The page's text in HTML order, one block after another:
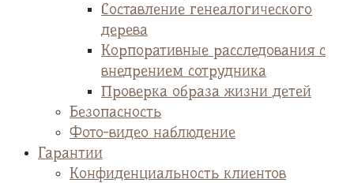
Cоставление генеалогического
дерева
Корпоративные расследования с
внедрением сотрудника
Проверка образа жизни детей
Безопасность
Фото-видео наблюдение
Гарантии
Конфиденциальность клиентов